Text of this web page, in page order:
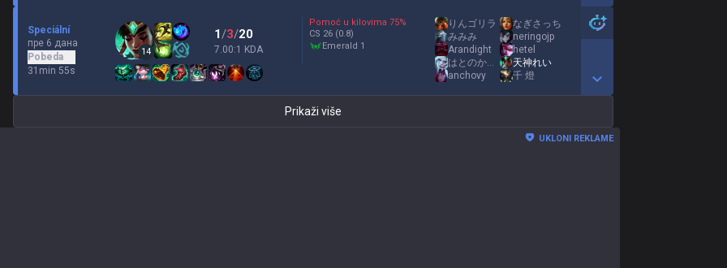
Show More Detail Games
Speciální
пре 6 дана
Pobeda
31min 55s
14
1/3/20
7.00:1 KDA
Pomoć u kilovima 75%
CS 26 (0.8)
emerald 1
りんゴリラ
みみみ
Arandight
はとのかんおけ
anchovy
なぎさっち
neringojp
hetel
天神れい
千 燈
Show More Detail Games
Prikaži više
UKLONI REKLAME